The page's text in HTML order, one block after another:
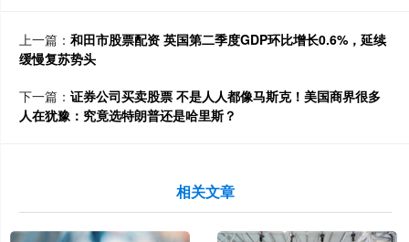
上一篇： 和田市股票配资 英国第二季度GDP环比增长0.6%，延续
缓慢复苏势头
下一篇： 证券公司买卖股票 不是人人都像马斯克！美国商界很多
人在犹豫：究竟选特朗普还是哈里斯？
相关文章